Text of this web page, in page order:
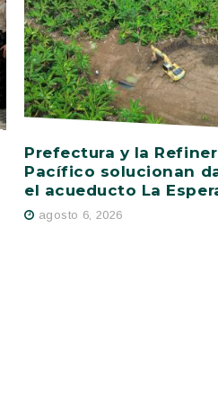
Prefectura y la
Pacífico solucionan
el acueducto La
agosto 6, 2026